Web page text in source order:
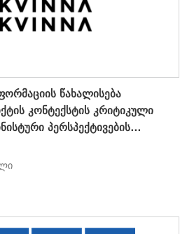
წახალისება
კონტექსტის კრიტიკული
პერსპექტივების